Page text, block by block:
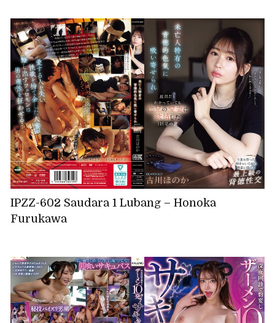
IPZZ-602 Saudara 1 Lubang – Honoka
Furukawa